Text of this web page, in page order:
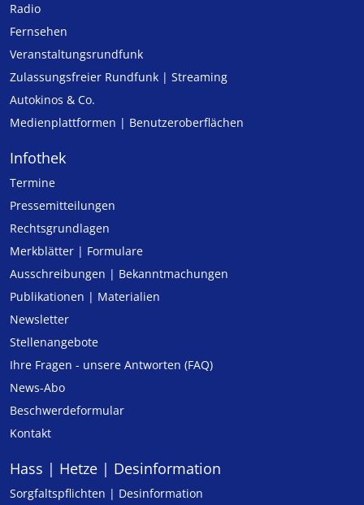
Radio
Fernsehen
Veranstaltungsrundfunk
Zulassungs­freier Rund­funk | Streaming
Autokinos & Co.
Medienplattformen | Benutzeroberflächen
Infothek
Termine
Pressemitteilungen
Rechtsgrundlagen
Merkblätter | Formulare
Ausschreibungen | Bekanntmachungen
Publikationen | Materialien
Newsletter
Stellenangebote
Ihre Fragen - unsere Antworten (FAQ)
News-Abo
Beschwerdeformular
Kontakt
Hass | Hetze | Desinformation
Sorgfaltspflichten | Desinformation